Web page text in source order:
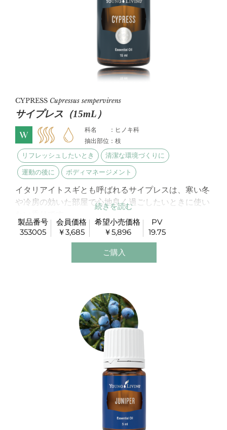
CYPRESS Cupressus sempervirens
サイプレス（15mL）
科名 ：ヒノキ科
抽出部位：枝
リフレッシュしたいとき 清潔な環境づくりに
運動の後に ボディマネージメント
イタリアイトスギとも呼ばれるサイプレスは、寒い冬
や冷房の効いた部屋で心地良く過ごしたいときに使い
フレッシュでハーブ調の青々しいグリーンの香りは、
安心感や安定感が欲しいときにお勧めです。
製品番号
353005
会員価格
￥3,685
希望小売価格
￥5,896
PV
19.75
ご購入